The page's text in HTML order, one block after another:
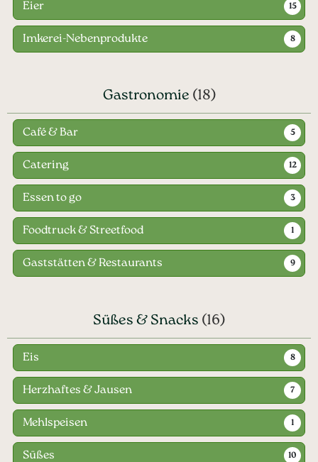
Eier 15
Imkerei-Nebenprodukte 8
Gastronomie (18)
Café & Bar 5
Catering 12
Essen to go 3
Foodtruck & Streetfood 1
Gaststätten & Restaurants 9
Süßes & Snacks (16)
Eis 8
Herzhaftes & Jausen 7
Mehlspeisen 1
Süßes 10